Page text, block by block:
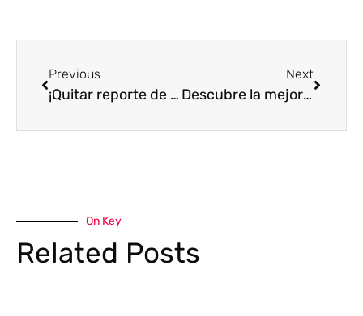
Previous
¡Quitar reporte de IMEI es fácil con el método correcto!
Next
Descubre la mejor forma de quitar FRP Samsung con PureTecno
On Key
Related Posts